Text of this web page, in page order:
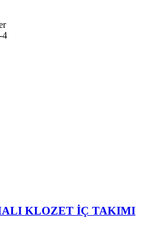
KLOZET İÇ TAKIMI